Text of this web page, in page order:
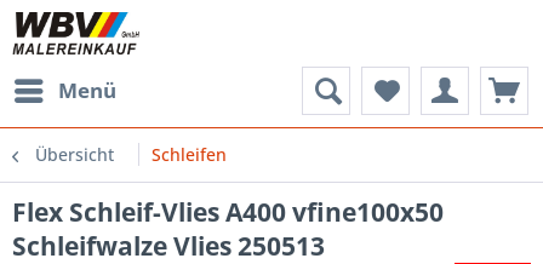
Menü
Übersicht Schleifen
Flex Schleif-Vlies A400 vfine100x50
Schleifwalze Vlies 250513